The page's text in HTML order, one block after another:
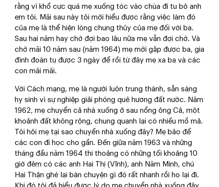
rằng vì khổ cực quá mẹ xuống tóc vào chùa đi tu bỏ anh
em tôi. Mãi sau này tôi mới hiểu được rằng việc làm đó
của mẹ là thể hiện lòng chung thủy của mẹ đối với ba.
Sau hai năm hay chờ đợi bao lâu nữa mẹ vẫn đợi chờ. Và
chờ mãi 10 năm sau (năm 1964) mẹ mới gặp được ba, gia
đình đoàn tụ được 3 ngày để rồi từ đây mẹ xa ba và các
con mãi mãi.
Với Cách mạng, mẹ là người luôn trung thành, sẵn sàng
hy sinh vì sự nghiệp giải phóng quê hương đất nước. Năm
1962, mẹ chuyển cả nhà xuống ở sau nổng ông Cả, một
khoảnh đất không rộng, chung quanh lại có nhiều mồ mả.
Tôi hỏi mẹ tại sao chuyển nhà xuống đây? Mẹ bảo để
các con đi học cho gần. Đến giữa năm 1963 và những
tháng đầu năm 1964 thi thoảng có những tối khoảng 10
giờ đêm có các anh Hai Thị (Vĩnh), anh Năm Minh, chú
Hai Thận ghé lại bàn chuyện gì đó rất nhanh rồi họ lại đi.